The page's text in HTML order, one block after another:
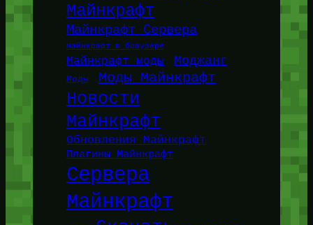
Майнкрафт
Майнкрафт Сервера
Майнкрафт в браузере
Майнкрафт моды Моджанг
Моды Моды Майнкрафт
Новости
Майнкрафт
Обновления Майнкрафт
Плагины Майнкрафт
Сервера
Майнкрафт